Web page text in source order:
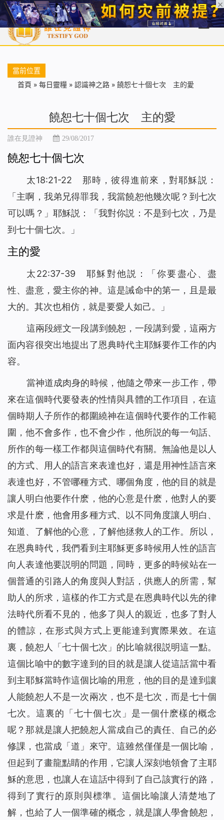
首頁 每日靈糧 天國福音 基督徒見證 信仰解答 聖經
當前位置
首頁 » 每日靈糧 » 認識神之路 » 饒恕七十個七次 主的愛
饒恕七十個七次 主的愛
誰在見證神 29/08/2017
饒恕七十個七次
太18:21-22 那時，彼得進前來，對耶穌説：
「主啊，我弟兄得罪我，我當饒恕他幾次呢？到七次
可以嗎？」耶穌説：「我對你説：不是到七次，乃是
到七十個七次。」
主的愛
太22:37-39 耶穌對他説：「你要盡心、盡
性、盡意，愛主你的神。這是誡命中的第一，且是最
大的。其次也相仿，就是要愛人如己。」
這兩段經文一段講到饒恕，一段講到愛，這兩方
面内容很突出地提出了恩典時代主耶穌要作工作的内
容。
當神道成肉身的時候，他隨之帶來一步工作，帶
來在這個時代要發表的性情與具體的工作項目，在這
個時期人子所作的都圍繞神在這個時代要作的工作範
圍，他不會多作，也不會少作，他所説的每一句話、
所作的每一樣工作都與這個時代有關。無論他是以人
的方式、用人的語言來表達也好，還是用神性語言來
表達也好，不管哪種方式、哪個角度，他的目的就是
讓人明白他要作什麽，他的心意是什麽，他對人的要
求是什麽，他會用多種方式、以不同角度讓人明白、
知道、了解他的心意，了解他拯救人的工作。所以，
在恩典時代，我們看到主耶穌更多時候用人性的語言
向人表達他要説明的問題，同時，更多的時候站在一
個普通的引路人的角度與人對話，供應人的所需，幫
助人的所求，這樣的作工方式是在恩典時代以先的律
法時代所看不見的，他多了與人的親近，也多了對人
的體諒，在形式與方式上更能達到實際果效。在這
裏，饒恕人「七十個七次」的比喻就很説明這一點。
這個比喻中的數字達到的目的就是讓人從這話當中看
到主耶穌當時作這個比喻的用意，他的目的是達到讓
人能饒恕人不是一次兩次，也不是七次，而是七十個
七次。這裏的「七十個七次」是一個什麽樣的概念
呢？那就是讓人把饒恕人當成自己的責任、自己的必
修課，也當成「道」來守。這雖然僅僅是一個比喻，
但起到了畫龍點睛的作用，它讓人深刻地領會了主耶
穌的意思，也讓人在這話中得到了自己該實行的路，
得到了實行的原則與標準。這個比喻讓人清楚地了
解，也給了人一個準確的概念，就是讓人學會饒恕，